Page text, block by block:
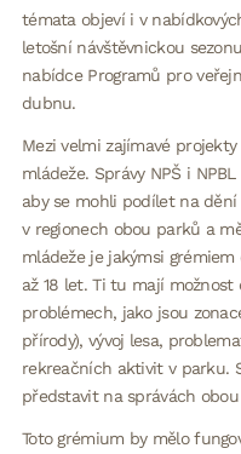
témata objeví i v
letošní návštěvnickou
nabídce Programů pro
dubnu.
Mezi velmi zajímavé
mládeže. Správy NPŠ i
aby se mohli podílet na
v regionech obou parků a
mládeže je jakýmsi
až 18 let. Ti tu mají
problémech, jako jsou
přírody), vývoj lesa,
rekreačních aktivit v parku.
představit na správách
Toto grémium by mělo